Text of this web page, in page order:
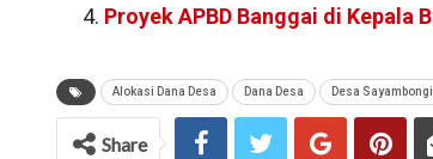
Proyek APBD Banggai di Kepala
Alokasi Dana Desa Dana Desa Desa
Share